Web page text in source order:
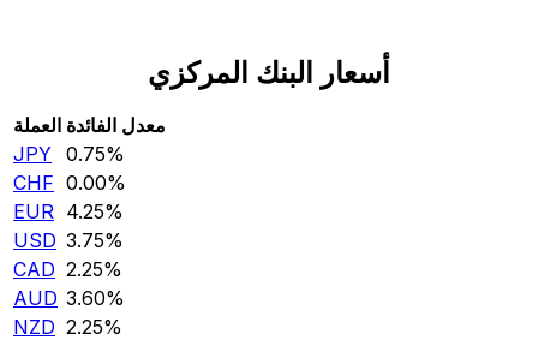
أسعار البنك المركزي
العملة معدل الفائدة
JPY 0.75‎%‎
CHF 0.00‎%‎
EUR 4.25‎%‎
USD 3.75‎%‎
CAD 2.25‎%‎
AUD 3.60‎%‎
NZD 2.25‎%‎